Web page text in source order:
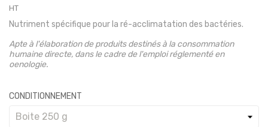
HT
Nutriment spécifique pour la ré-acclimatation des bactéries.
Apte à l'élaboration de produits destinés à la consommation
humaine directe, dans le cadre de l'emploi réglementé en
oenologie.
CONDITIONNEMENT